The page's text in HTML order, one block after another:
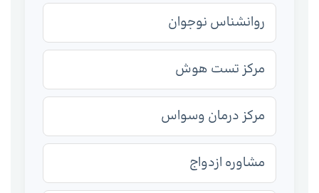
روانشناس نوجوان
مرکز تست هوش
مرکز درمان وسواس
مشاوره ازدواج